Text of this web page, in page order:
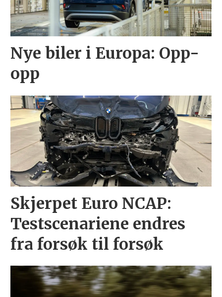
Nye biler i Europa: Opp-
opp
Skjerpet Euro NCAP:
Testscenariene endres
fra forsøk til forsøk